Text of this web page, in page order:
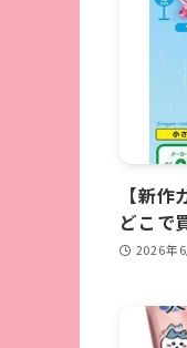
【新
どこで
2026年